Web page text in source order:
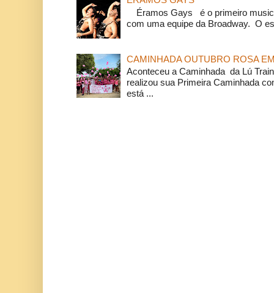
Éramos Gays é o primeiro
com uma equipe da Broadway. O
CAMINHADA OUTUBRO ROSA
Aconteceu a Caminhada da Lú
realizou sua Primeira Caminhada
está ...